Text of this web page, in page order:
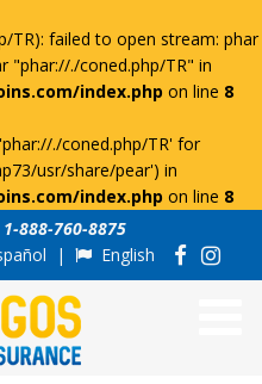
TR): failed to open stream: phar
"phar://./coned.php/TR" in
index.php on line 8
./coned.php/TR' for
usr/share/pear') in
index.php on line 8
1-888-760-8875
| English